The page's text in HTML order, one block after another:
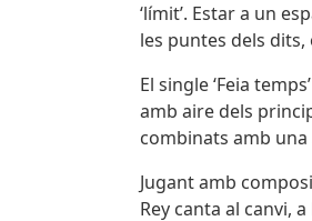
‘límit’. Estar a un
les puntes dels
El single ‘Feia
amb aire dels
combinats amb
Jugant amb
Rey canta al canvi,